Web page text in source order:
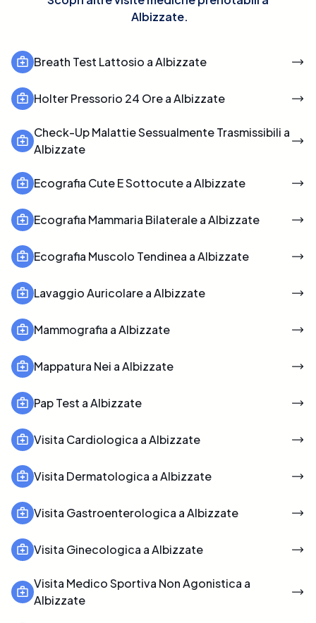
Albizzate.
Breath Test Lattosio a Albizzate
Holter Pressorio 24 Ore a Albizzate
Check-Up Malattie Sessualmente Trasmissibili a
Albizzate
Ecografia Cute E Sottocute a Albizzate
Ecografia Mammaria Bilaterale a Albizzate
Ecografia Muscolo Tendinea a Albizzate
Lavaggio Auricolare a Albizzate
Mammografia a Albizzate
Mappatura Nei a Albizzate
Pap Test a Albizzate
Visita Cardiologica a Albizzate
Visita Dermatologica a Albizzate
Visita Gastroenterologica a Albizzate
Visita Ginecologica a Albizzate
Visita Medico Sportiva Non Agonistica a
Albizzate